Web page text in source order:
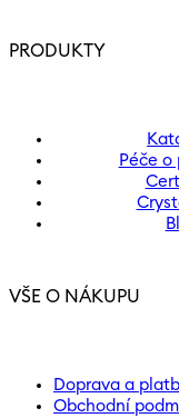
PRODUKTY
Péče o
VŠE O NÁKUPU
Doprava a
Obchodní